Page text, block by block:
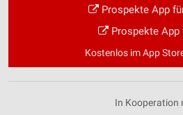
Prospekte App
Prospekte App
Kostenlos im App
In Kooperation